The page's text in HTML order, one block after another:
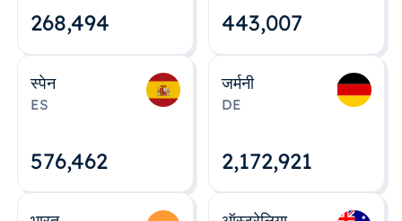
268,495 443,008
स्पेन
ES
576,463
जर्मनी
DE
2,172,922